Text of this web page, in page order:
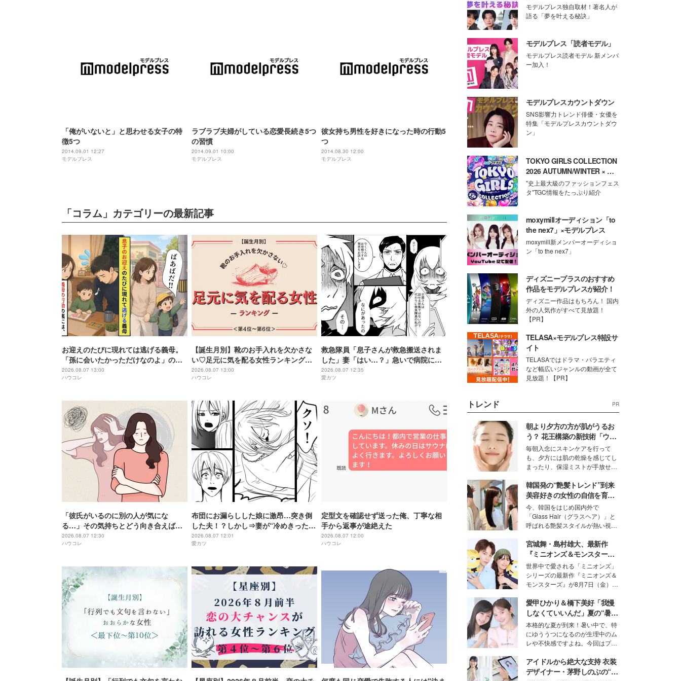
「俺がいないと」と思わせる女子の特
徴5つ
2014.09.01 12:27
モデルプレス
ラブラブ夫婦がしている恋愛長続き5つ
の習慣
2014.09.01 10:00
モデルプレス
彼女持ち男性を好きになった時の行動5
つ
2014.08.30 12:00
モデルプレス
「コラム」カテゴリーの最新記事
お迎えのたびに現れては逃げる義母。
「孫に会いたかっただけなのよ」の裏
に夫の隠しごとがあった
2026.08.07 13:00
ハウコレ
【誕生月別】靴のお手入れを欠かさな
い♡足元に気を配る女性ランキング＜
第４位〜第６位＞
2026.08.07 13:00
ハウコレ
救急隊員「息子さんが救急搬送されま
した」妻「はい…？」急いで病院に駆
けつけると⇒夫「その…」
2026.08.07 12:35
愛カツ
「彼氏がいるのに別の人が気にな
る…」その気持ちとどう向き合えばい
いのか
2026.08.07 12:30
ハウコレ
布団にお漏らしした娘に激昂…突き倒
した夫！？しかし⇒妻が“冷めきった目
で”放った一言に、夫「は…？」
2026.08.07 12:01
愛カツ
定型文を確認せず送った俺、丁寧な相
手から返事が途絶えた
2026.08.07 12:00
ハウコレ
モデルプレス独自取材！著名人が
語る「夢を叶える秘訣」
モデルプレス「読者モデル」
モデルプレス読者モデル 新メンバ
ー加入！
モデルプレスカウントダウン
SNS影響力トレンド俳優・女優を
特集「モデルプレスカウントダウ
ン」
TOKYO GIRLS COLLECTION
2026 AUTUMN/WINTER × モ
デルプレス
"史上最大級のファッションフェス
タ"TGC情報をたっぷり紹介
moxymillオーディション「to
the nex7」×モデルプレス
moxymill新メンバーオーディショ
ン「to the nex7」
ディズニープラスのおすすめ
作品をモデルプレスが紹介！
ディズニー作品はもちろん！ 国内
外の人気作がすべて見放題！
【PR】
TELASA×モデルプレス特設サ
イト
TELASAではドラマ・バラエティ
など幅広いジャンルの動画が全て
見放題！【PR】
トレンド PR
朝より夕方の方が肌がうるお
う？ 花王構築の新技術「ウォ
ーターキャプチャリングスキ
ン（捕水肌）」がスキンケア
の常識を変える予感
毎朝入念にスキンケアを行って
も、夕方には肌の乾燥を感じてし
まったり、保湿ミストが手放せな
な美容の常識を大きく変える可能
性を秘めた、革新的な「Water
Capturing Skin（ウォーターキャ
プチャリングスキン：捕水肌）」
技術を、花王が構築した。
韓国発の“艶髪トレンド”到来
美容好きの女性の自信を育む
「ヘアケア事情」って？
今、韓国をはじめ国内外で
「Glass Hair（グラスヘア）」と
呼ばれる艶髪スタイルが熱い視線
ションの完成度を高めるベースと
して、“髪そのものの美しさ”に改
めて注目する人が増えている様
子。今回は、そんな憧れの艶やか
な髪を日常で叶える、美容好きの
女性たちのヘアケア事情を紹介し
ます。
宮城舞・島村雄大、最新作
『ミニオンズ＆モンスター
ズ』の魅力熱弁 ハチャメチャ
だけじゃない“友情と絆”に感
動
世界中で愛される「ミニオンズ」
シリーズの最新作『ミニオンズ＆
モンスターズ』が8月7日（金）に
ニオン好き”という共通点を持つモ
デルの宮城舞と島村雄大の特別対
談をお届け！それぞれの視点か
ら、今作ならではの魅力や予想外
の感動をもたらす奥深いストーリ
ーについて熱く語り合ってもらっ
た。
愛甲ひかり＆橋下美好「我慢
しなくていいんだ」夏の“暑さ
対策”の新しい選択肢とは？
本格的な夏が到来！暑い中で、特
にゆううつになるのが生理中のム
レや不快感ですよね。今回はプラ
モデル・愛甲ひかりさんと橋下美
好さんを迎えて本音で女子会トー
ク。猛暑のお出かけを快適に過ご
アイドルから絶大な支持 衣装
デザイナー・茅野しのぶの“可